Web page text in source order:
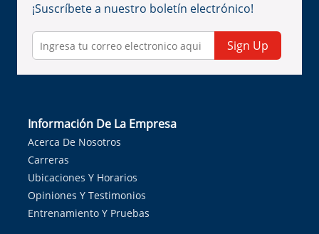
¡Suscríbete a nuestro boletín electrónico!
Sign Up
Información De La Empresa
Acerca De Nosotros
Carreras
Ubicaciones Y Horarios
Opiniones Y Testimonios
Entrenamiento Y Pruebas